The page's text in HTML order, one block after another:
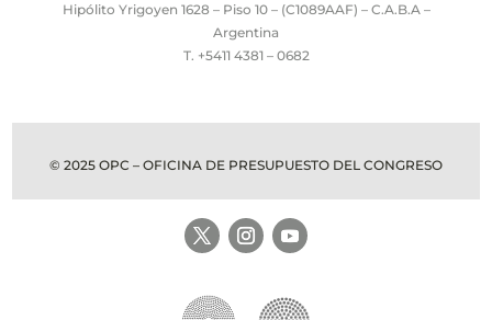
Hipólito Yrigoyen 1628 – Piso 10 – (C1089AAF) – C.A.B.A –
Argentina
T. +5411 4381 – 0682
© 2025 OPC – OFICINA DE PRESUPUESTO DEL CONGRESO